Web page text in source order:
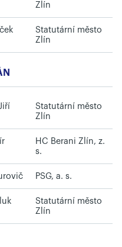
Zlín
Statutární město
Zlín
Statutární město
Zlín
HC Berani Zlín, z.
s.
PSG, a. s.
Statutární město
Zlín